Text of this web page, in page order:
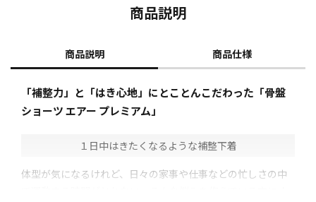
商品説明
商品説明 商品仕様
「補整力」と「はき心地」にとことんこだわった「骨盤
ショーツ エアー プレミアム」
１日中はきたくなるような補整下着
体型が気になるけれど、日々の家事や仕事などの忙しさの中